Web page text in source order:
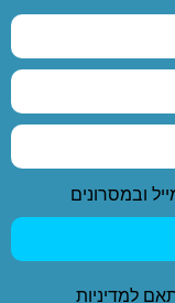
ובמסרונים
למדיניות